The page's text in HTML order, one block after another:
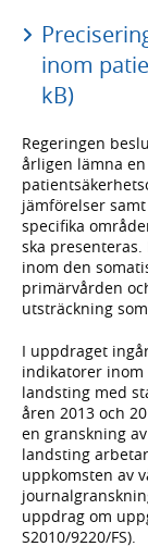
inom
kB)
Regeringen
årligen lämna
jämförelser
specifika
ska
inom den
primärvården
utsträckning
I uppdraget
indikatorer inom
landsting med
åren 2013 och
en granskning
landsting
uppkomsten av
uppdrag om
S2010/9220/FS).